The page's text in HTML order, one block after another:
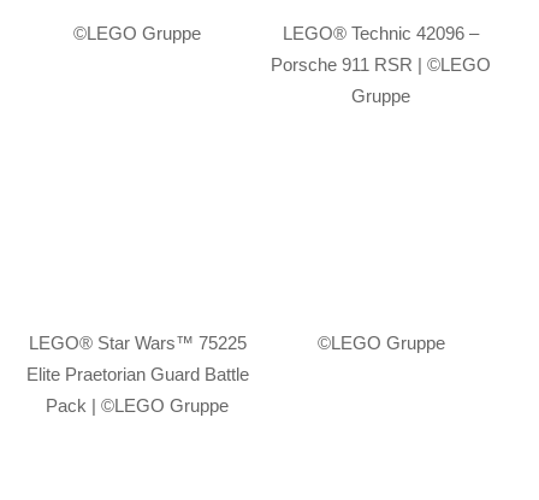
©LEGO Gruppe
LEGO® Technic 42096 –
Porsche 911 RSR | ©LEGO
Gruppe
LEGO® Star Wars™ 75225
Elite Praetorian Guard Battle
Pack | ©LEGO Gruppe
©LEGO Gruppe